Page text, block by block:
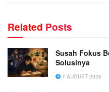
Related Posts
Susah Fokus
Solusinya
7 AUGUST 2026